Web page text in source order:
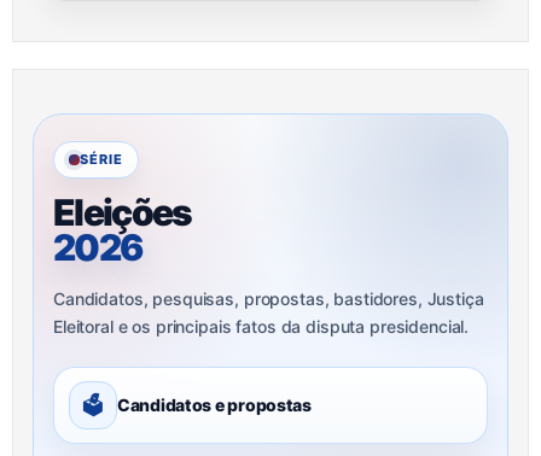
SÉRIE
Eleições
2026
Candidatos, pesquisas, propostas, bastidores, Justiça
Eleitoral e os principais fatos da disputa presidencial.
🗳 Candidatos e propostas